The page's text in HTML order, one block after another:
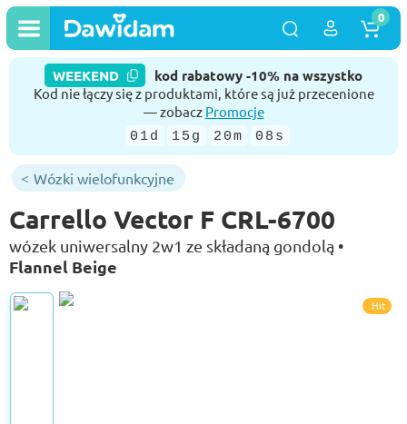
WEEKEND kod rabatowy -10% na wszystko
Kod nie łączy się z produktami, które są już przecenione
— zobacz Promocje
01d 15g 20m 07s
0
Wózki wielofunkcyjne
Carrello Vector F CRL-6700
wózek uniwersalny 2w1 ze składaną gondolą •
Flannel Beige
Hit